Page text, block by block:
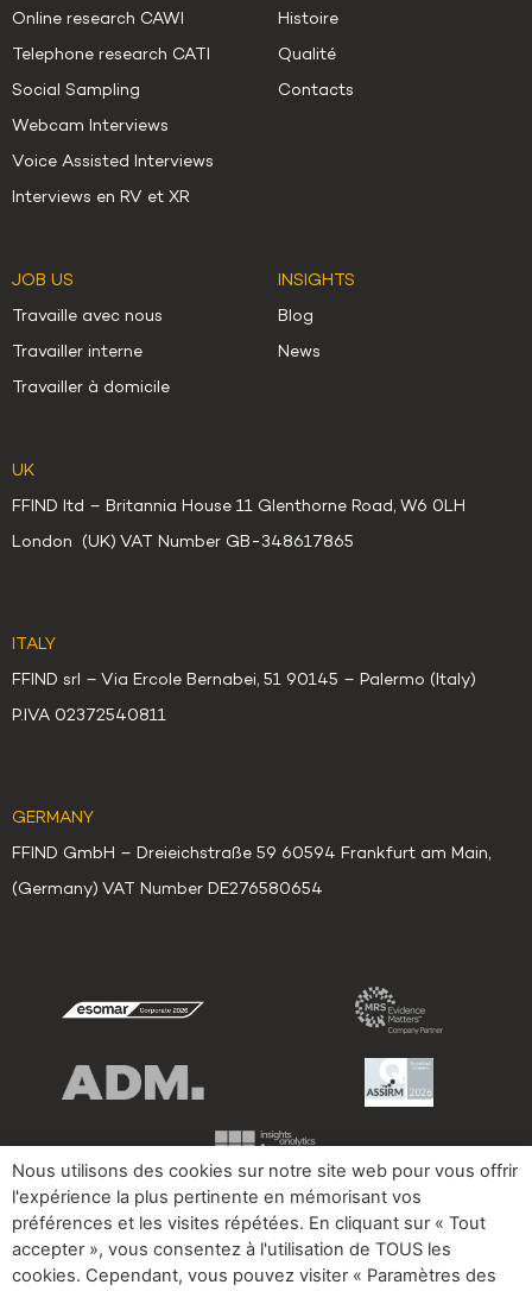
Online research CAWI
Telephone research CATI
Social Sampling
Webcam Interviews
Voice Assisted Interviews
Interviews en RV et XR
Histoire
Qualité
Contacts
JOB US
Travaille avec nous
Travailler interne
Travailler à domicile
INSIGHTS
Blog
News
UK
FFIND ltd – Britannia House 11 Glenthorne Road, W6 0LH
London (UK) VAT Number GB-348617865
ITALY
FFIND srl – Via Ercole Bernabei, 51 90145 – Palermo (Italy)
P.IVA 02372540811
GERMANY
FFIND GmbH – Dreieichstraße 59 60594 Frankfurt am Main,
(Germany) VAT Number DE276580654
Privacy Policy Cookies Impressum
Nous avons
appelé?
Nous utilisons des cookies sur notre site web pour vous offrir
l'expérience la plus pertinente en mémorisant vos
préférences et les visites répétées. En cliquant sur « Tout
accepter », vous consentez à l'utilisation de TOUS les
cookies. Cependant, vous pouvez visiter « Paramètres des